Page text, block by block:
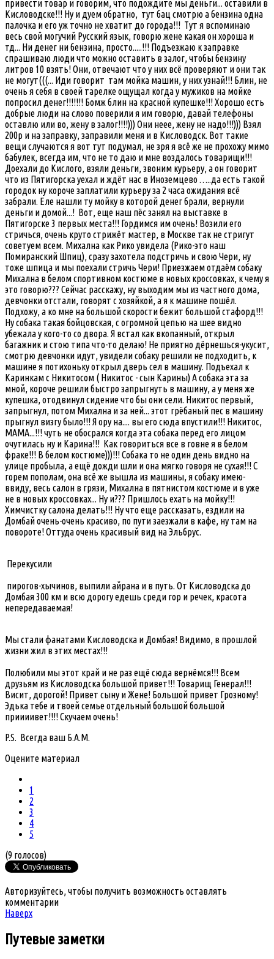
привести товар и говорим, что подождите мы деньги... оставили в
Кисловодске!!! Ну и дуем обратно, тут бац смотрю а бензина одна
палочка и его уж точно не хватит до города!!! Тут я вспоминаю
весь свой могучий Русский язык, говорю жене какая он хороша и
тд... Ни денег ни бензина, просто.....!!! Подъезжаю к заправке
спрашиваю люди что можно оставить в залог, чтобы бензину
литров 10 взять! Они, отвечают что у них всё проверяют и они так
не могут(((... Иди говорит там мойка машин, у них узнай!!! Блин, не
очень я себя в своей тарелке ощущал когда у мужиков на мойке
попросил денег!!!!!!! Бомж блин на красной купешке!!! Хорошо есть
добрые люди на слово поверили я им говорю, давай телефоны
оставлю или во, жену в залог!!!!))) Они неее, жену не надо!!!))) Взял
200р и на заправку, заправили меня и в Кисловодск. Вот такие
вещи случаются я вот тут подумал, не зря я всё же не прохожу мимо
бабулек, всегда им, что не то даю и мне воздалось товарищи!!!
Доехали до Кислого, взяли деньги, звоним курьеру, а он говорит
что из Пятигорска уехал и ждёт нас в Иноземцево …..да есть такой
городок ну короче заплатили курьеру за 2 часа ожидания всё
забрали. Еле нашли ту мойку в которой денег брали, вернули
деньги и домой...! Вот, еще наш пёс занял на выставке в
Пятигорске 3 первых места!!! Гордимся им очень! Возили его
стричься, очень круто стрижёт мастер, в Москве так не стригут
советуем всем. Михална как Рико увидела (Рико-это наш
Помиранский Шпиц), сразу захотела подстричь и свою Чери, ну
тоже шпица и мы поехали стричь Чери! Приезжаем отдаём собаку
Михална в белом спортивном костюме в новых кроссовках, к чему я
это говорю??? Сейчас расскажу, ну выходим мы из частного дома,
девчонки отстали, говорят с хозяйкой, а я к машине пошёл.
Подхожу, а ко мне на большой скорости бежит большой стафорд!!!
Ну собака такая бойцовская, с огромной цепью на шее видно
убежала у кого-то со двора. Я встал как вкопанный, открыл
багажник и стою типа что-то делаю! Не приятно дёрнешься-укусит,
смотрю девчонки идут, увидели собаку решили не подходить, к
машине я потихоньку открыл дверь сел в машину. Подъехал к
Каринкам с Никитосом ( Никитос - сын Карины) А собака эта за
мной, короче решили быстро запрыгнуть в машину, а у меня же
купешка, отодвинул сидение что бы они сели. Никитос первый,
запрыгнул, потом Михална и за ней... этот грёбаный пес в машину
прыгнул визгу было!!! Я ору на.... вы его сюда впустили!!! Никитос,
МАМА...!!! чуть не обосрался когда эта собака перед его лицом
очутилась ну и Карина!!! Как говориться все в говне я в белом
фраке!!! В белом костюме)))!!! Собака то не один день видно на
улице пробыла, а ещё дожди шли и она мягко говоря не сухая!!! С
горем пополам, она всё же вышла из машины, я собаку имею-
ввиду, весь салон в грязи, Михална в пятнистом костюме и в уже
не в новых кроссовках... Ну и??? Пришлось ехать на мойку!!!
Химчистку салона делать!!! Ну что еще рассказать, ездили на
Домбай очень-очень красиво, по пути заезжали в кафе, ну там на
повороте! Оттуда очень красивый вид на Эльбрус.
Перекусили
пирогов-хычинов, выпили айрана и в путь. От Кисловодска до
Домбая 300 км и всю дорогу едешь среди гор и речек, красота
непередаваемая!
Мы стали фанатами Кисловодска и Домбая! Видимо, в прошлой
жизни жил в этих местах!!!
Полюбили мы этот край и не раз ещё сюда вернёмся!!! Всем
друзьям из Кисловодска большой привет!!! Товарищ Генерал!!!
Висит, дорогой! Привет сыну и Жене! Большой привет Грозному!
Эдька тебе и твоей семье отдельный большой большой
приииивет!!!! Скучаем очень!
P.S. Всегда ваш Б.А.М.
Оцените материал
1
2
3
4
5
(9 голосов)
Авторизуйтесь, чтобы получить возможность оставлять
комментарии
Наверх
Путевыезаметки